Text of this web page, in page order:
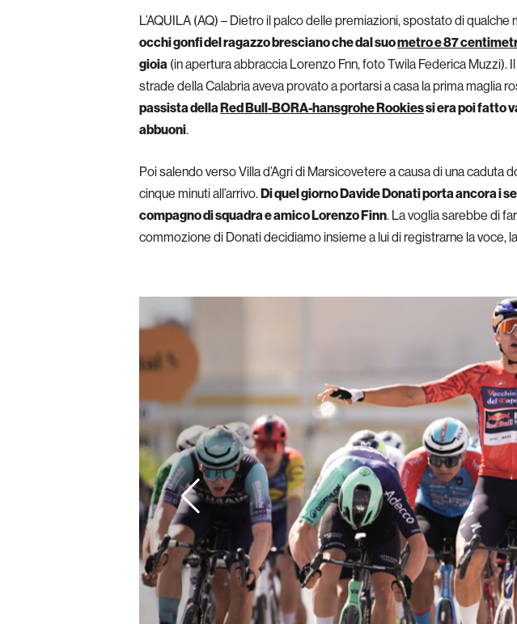
L’AQUILA (AQ) – Dietro il palco delle premiazioni, spostato di
occhi gonfi del ragazzo bresciano che dal suometro e 87
gioia (in apertura abbraccia Lorenzo Fnn, foto Twila Federica
strade della Calabria aveva provato a portarsi a casa la prima maglia
passista dellaRed Bull-BORA-hansgrohe Rookiessi era poi fatto
abbuoni.
Poi salendo verso Villa d’Agri di Marsicovetere a causa di una
cinque minuti all’arrivo.Di quel giorno Davide Donati porta ancora i
compagno di squadra e amico Lorenzo Finn. La voglia sarebbe di
commozione di Donati decidiamo insieme a lui di registrarne la voce,